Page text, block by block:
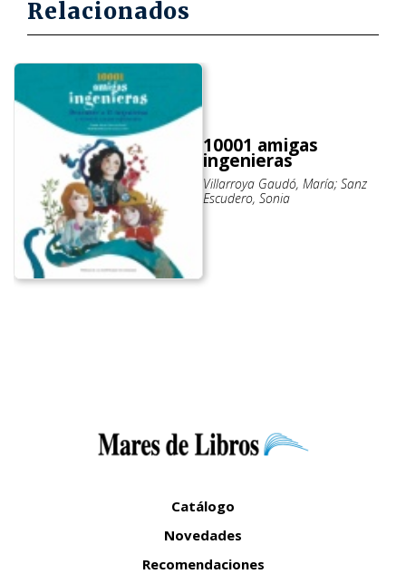
Relacionados
10001 amigas
ingenieras
Villarroya Gaudó, María; Sanz
Escudero, Sonia
Catálogo
Novedades
Recomendaciones